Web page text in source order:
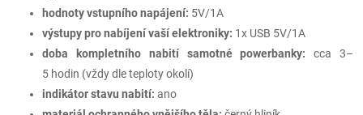
hodnoty vstupního napájení: 5V/1A
výstupy pro nabíjení vaší elektroniky: 1x USB 5V/1A
doba kompletního nabití samotné powerbanky: cca 3–
5 hodin (vždy dle teploty okolí)
indikátor stavu nabití: ano